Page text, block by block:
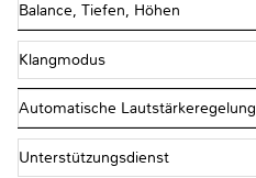
Balance, Tiefen, Höhen
Klangmodus
Automatische Lautstärkeregelung
Unterstützungsdienst